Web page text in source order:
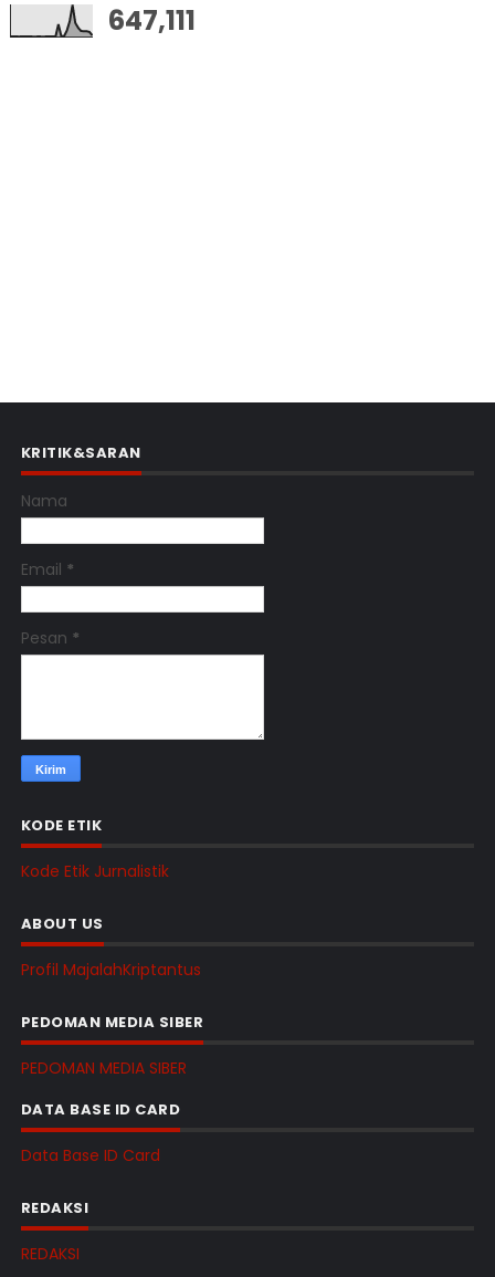
647,111
KRITIK&SARAN
Nama
Email *
Pesan *
KODE ETIK
Kode Etik Jurnalistik
ABOUT US
Profil MajalahKriptantus
PEDOMAN MEDIA SIBER
PEDOMAN MEDIA SIBER
DATA BASE ID CARD
Data Base ID Card
REDAKSI
REDAKSI